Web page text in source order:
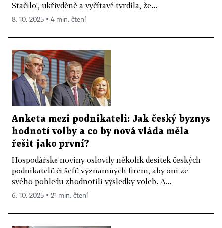
Stačilo!, ukřivděně a vyčítavě tvrdila, že...
8. 10. 2025 ▪ 4 min. čtení
Anketa mezi podnikateli: Jak český byznys
hodnotí volby a co by nová vláda měla
řešit jako první?
Hospodářské noviny oslovily několik desítek českých
podnikatelů či šéfů významných firem, aby oni ze
svého pohledu zhodnotili výsledky voleb. A...
6. 10. 2025 ▪ 21 min. čtení